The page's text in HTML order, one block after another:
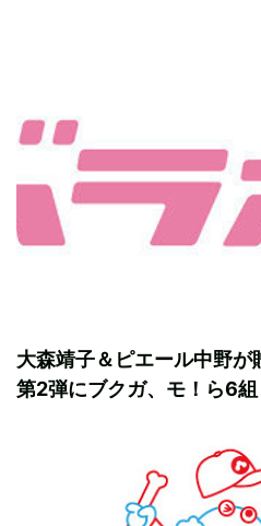
大森靖子＆ピエール中野が
第2弾にブクガ、モ！ら6組